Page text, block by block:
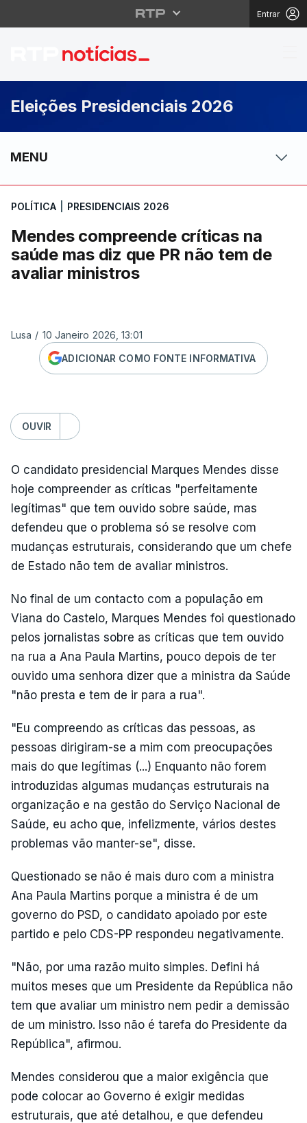
Entrar
Mendes compreende
Eleições Presidenciais 2026
MENU
POLÍTICA PRESIDENCIAIS 2026
Mendes compreende críticas na
saúde mas diz que PR não tem de
avaliar ministros
Lusa / 10 Janeiro 2026, 13:01
ADICIONAR COMO FONTE INFORMATIVA
OUVIR
O candidato presidencial Marques Mendes disse
hoje compreender as críticas "perfeitamente
legítimas" que tem ouvido sobre saúde, mas
defendeu que o problema só se resolve com
mudanças estruturais, considerando que um chefe
de Estado não tem de avaliar ministros.
No final de um contacto com a população em
Viana do Castelo, Marques Mendes foi questionado
pelos jornalistas sobre as críticas que tem ouvido
na rua a Ana Paula Martins, pouco depois de ter
ouvido uma senhora dizer que a ministra da Saúde
"não presta e tem de ir para a rua".
"Eu compreendo as críticas das pessoas, as
pessoas dirigiram-se a mim com preocupações
mais do que legítimas (...) Enquanto não forem
introduzidas algumas mudanças estruturais na
organização e na gestão do Serviço Nacional de
Saúde, eu acho que, infelizmente, vários destes
problemas vão manter-se", disse.
Questionado se não é mais duro com a ministra
Ana Paula Martins porque a ministra é de um
governo do PSD, o candidato apoiado por este
partido e pelo CDS-PP respondeu negativamente.
"Não, por uma razão muito simples. Defini há
muitos meses que um Presidente da República não
tem que avaliar um ministro nem pedir a demissão
de um ministro. Isso não é tarefa do Presidente da
República", afirmou.
Mendes considerou que a maior exigência que
pode colocar ao Governo é exigir medidas
estruturais, que até detalhou, e que defendeu